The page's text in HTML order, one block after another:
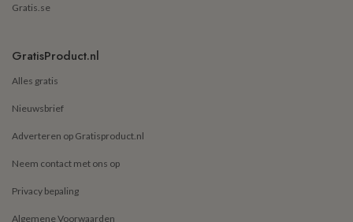
Gratis.se
GratisProduct.nl
Alles gratis
Nieuwsbrief
Adverteren op Gratisproduct.nl
Neem contact met ons op
Privacy bepaling
Algemene Voorwaarden